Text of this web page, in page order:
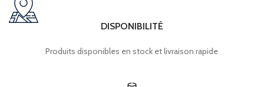
DISPONIBILITÉ
Produits disponibles en stock et livraison rapide